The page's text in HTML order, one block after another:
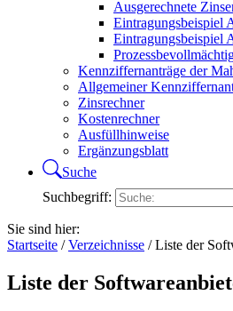
Ausgerechnete
Eintragungsbeispiel
Eintragungsbeispiel
Kennziffernanträge der
Allgemeiner
Zinsrechner
Kostenrechner
Ausfüllhinweise
Ergänzungsblatt
Suche
Suchbegriff:
Sie sind hier:
Startseite /Verzeichnisse /Liste der
Liste der